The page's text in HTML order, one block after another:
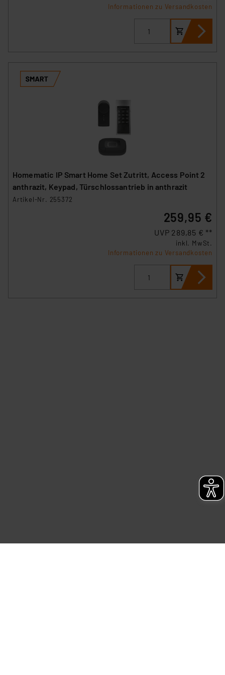
Überwachungsprogrammen verarbeiten, ohne dass
sich auf die Standarddatenschutzklauseln der
Europäischen Kommission sowie einer eigenen
insbesondere der Art der übermittelten Daten,
Datenschutzerklärung
Informationen zu Versandkosten
Homematic IP Smart Home Set Zutritt, Access Point 2
anthrazit, Keypad, Türschlossantrieb in anthrazit
Artikel-Nr. 255372
259,95 €
UVP 289,85 € **
inkl. MwSt.
Informationen zu Versandkosten